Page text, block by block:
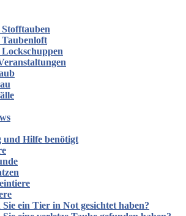
und Hilfe benötigt
ein Tier in Not gesichtet haben?